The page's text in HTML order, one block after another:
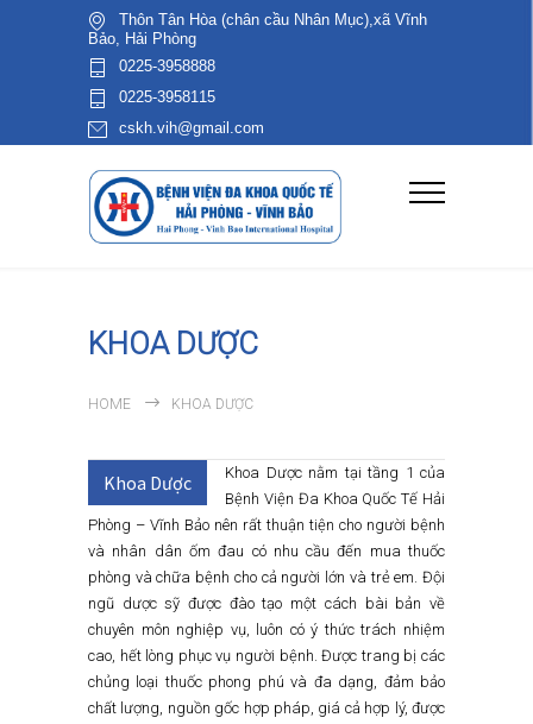
Thôn Tân Hòa (chân cầu Nhân Mục),xã Vĩnh
Bảo, Hải Phòng
0225-3958888
0225-3958115
cskh.vih@gmail.com
KHOA DƯỢC
HOME KHOA DƯỢC
Khoa Dược
Khoa Dược nằm tại tầng 1 của
Bệnh Viện Đa Khoa Quốc Tế Hải
Phòng – Vĩnh Bảo nên rất thuận tiện cho người bệnh
và nhân dân ốm đau có nhu cầu đến mua thuốc
phòng và chữa bệnh cho cả người lớn và trẻ em. Đội
ngũ dược sỹ được đào tạo một cách bài bản về
chuyên môn nghiệp vụ, luôn có ý thức trách nhiệm
cao, hết lòng phục vụ người bệnh. Được trang bị các
chủng loại thuốc phong phú và đa dạng, đảm bảo
chất lượng, nguồn gốc hợp pháp, giá cả hợp lý, được